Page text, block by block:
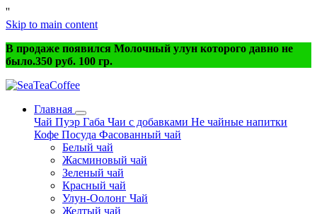
''
Skip to main content
В продаже появился Молочный улун которого давно не
было.350 руб. 100 гр.
Главная
Чай Пуэр Габа Чаи с добавками Не чайные напитки
Кофе Посуда Фасованный чай
Белый чай
Жасминовый чай
Зеленый чай
Красный чай
Улун-Оолонг Чай
Желтый чай